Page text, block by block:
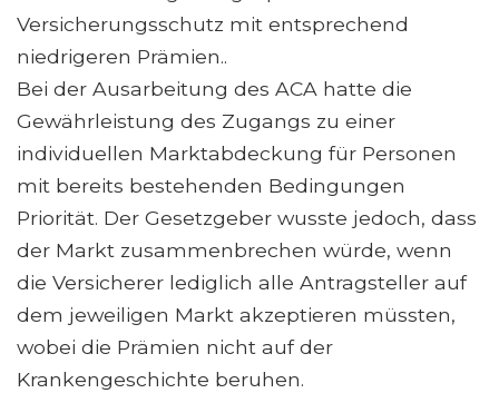
Versicherungsschutz mit entsprechend
niedrigeren Prämien..
Bei der Ausarbeitung des ACA hatte die
Gewährleistung des Zugangs zu einer
individuellen Marktabdeckung für Personen
mit bereits bestehenden Bedingungen
Priorität. Der Gesetzgeber wusste jedoch, dass
der Markt zusammenbrechen würde, wenn
die Versicherer lediglich alle Antragsteller auf
dem jeweiligen Markt akzeptieren müssten,
wobei die Prämien nicht auf der
Krankengeschichte beruhen.